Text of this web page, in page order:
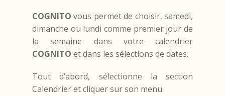
COGNITO vous permet de choisir, samedi,
dimanche ou lundi comme premier jour de
la semaine dans votre calendrier
COGNITO et dans les sélections de dates.
Tout d’abord, sélectionne la section
Calendrier et cliquer sur son menu